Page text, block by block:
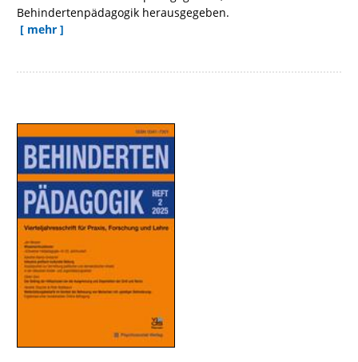
Behindertenpädagogik herausgegeben.
[ mehr ]